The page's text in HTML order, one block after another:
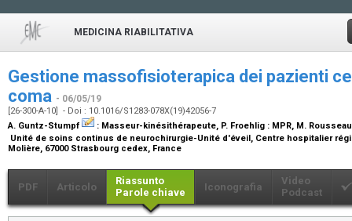
MEDICINA RIABILITATIVA
Gestione massofisioterapica dei pazienti
coma - 06/05/19
[26-300-A-10] - Doi : 10.1016/S1283-078X(19)42056-7
A. Guntz-Stumpf
: Masseur-kinésithérapeute, P. Froehlig : MPR, M.
Unité de soins continus de neurochirurgie-Unité d'éveil, Centre hospitalier
Molière, 67000 Strasbourg cedex, France
PDF Articolo
Riassunto
Parole chiave
Iconografia
Video
Podcast